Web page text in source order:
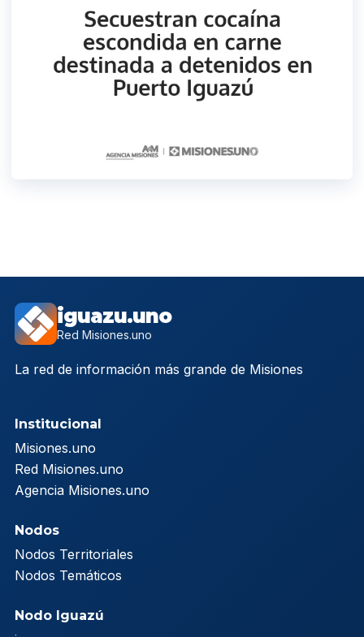
iguazu.uno
Red Misiones.uno
La red de información más grande de Misiones
Institucional
Misiones.uno
Red Misiones.uno
Agencia Misiones.uno
Nodos
Nodos Territoriales
Nodos Temáticos
Nodo Iguazú